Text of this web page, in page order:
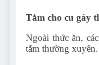
Tắm cho cu gáy
Ngoài thức ăn,
tắm thường xuyên.